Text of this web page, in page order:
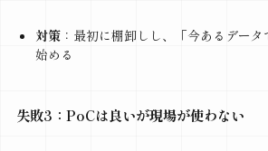
対策：最初に棚卸しし、「今あるデータ
始める
失敗3：PoCは良いが現場が使わない